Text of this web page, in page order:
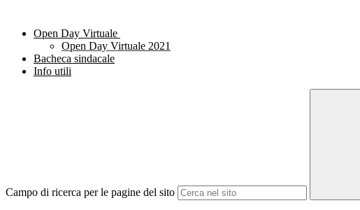
Open Day Virtuale
Open Day Virtuale 2021
Bacheca sindacale
Info utili
Campo di ricerca per le pagine del sito